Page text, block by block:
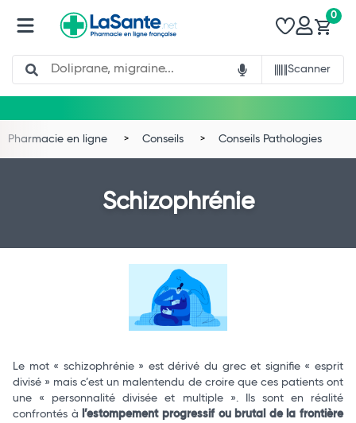
Search
Scanner
0
Total
Pharmacie en ligne Conseils Conseils Pathologies
Schizophrénie
Le mot « schizophrénie » est dérivé du grec et signifie « esprit
divisé » mais c’est un malentendu de croire que ces patients ont
une « personnalité divisée et multiple ». Ils sont en réalité
confrontés à l’estompement progressif ou brutal de la frontière